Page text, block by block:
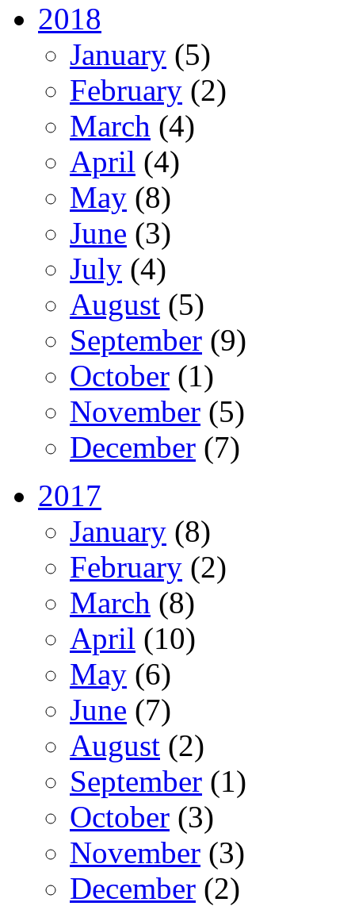
2018
January (5)
February (2)
March (4)
April (4)
May (8)
June (3)
July (4)
August (5)
September (9)
October (1)
November (5)
December (7)
2017
January (8)
February (2)
March (8)
April (10)
May (6)
June (7)
August (2)
September (1)
October (3)
November (3)
December (2)